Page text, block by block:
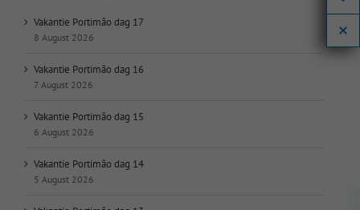
op
datum:
Vakantie Portimão dag 17
8 August 2026
Vakantie Portimão dag 16
7 August 2026
Vakantie Portimão dag 15
6 August 2026
Vakantie Portimão dag 14
5 August 2026